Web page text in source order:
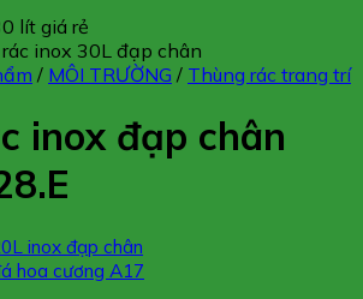
/ MÔI TRƯỜNG / Thùng rác trang trí
inox đạp chân